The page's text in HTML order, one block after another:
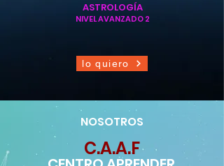
ASTROLOGÍA
NIVEL AVANZADO 2
lo quiero
NOSOTROS
C.A.A.F